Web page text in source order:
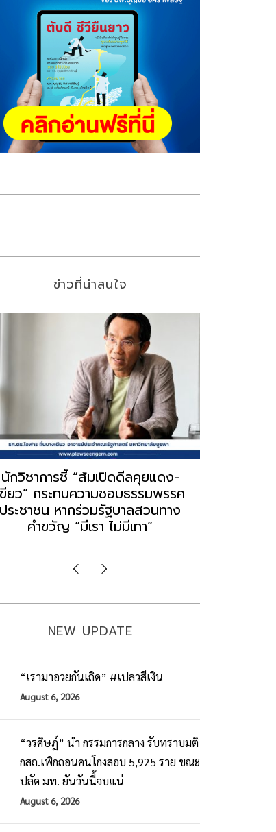
ข่าวที่น่าสนใจ
“ธนพร” ชี้หากพรรคประชาชนจับมือ
“แดง-เขียว” เท่ากับทำลายตัวเอง
ผิดคำพูด ทลายศรัทธาฐานเสียง
มองข่าวตั้งรัฐบาลใหม่เป็นเพียง
NEW UPDATE
“เรามาอวยกันเถิด” #เปลวสีเงิน
August 6, 2026
“วรศิษฎ์” นำ กรรมการกลาง รับทราบมติ
กสถ.เพิกถอนคนโกงสอบ 5,925 ราย ขณะ
ปลัด มท. ยันวันนี้จบแน่
August 6, 2026